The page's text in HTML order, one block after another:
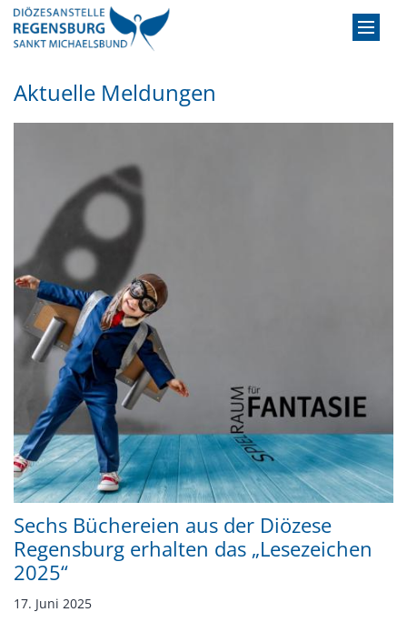
Zum Inhalt springen
Aktuelle Meldungen
Sechs Büchereien aus der Diözese
Regensburg erhalten das „Lesezeichen
2025“
17. Juni 2025